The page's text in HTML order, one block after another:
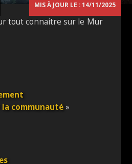
MIS À JOUR LE : 14/11/2025
tout connaitre sur le Mur
communauté»